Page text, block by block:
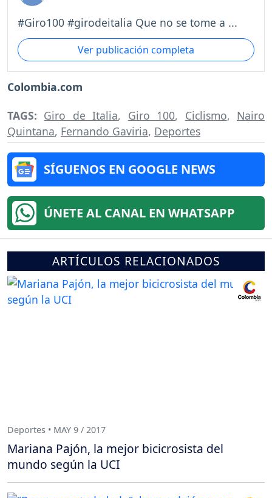
#Giro100 #girodeitalia Que no se tome a ...
Ver publicación completa
Colombia.com
TAGS: Giro de Italia, Giro 100, Ciclismo, Nairo
Quintana, Fernando Gaviria, Deportes
SÍGUENOS EN GOOGLE NEWS
ÚNETE AL CANAL EN WHATSAPP
ARTÍCULOS RELACIONADOS
Deportes • MAY 9 / 2017
Mariana Pajón, la mejor bicicrosista del
mundo según la UCI